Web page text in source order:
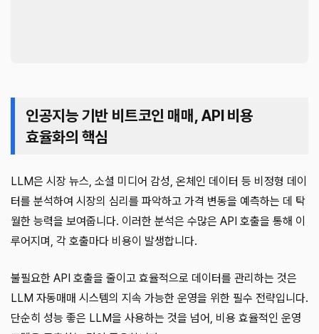
인공지능 기반 비트코인 매매, API 비용
효율화의 핵심
LLM은 시장 뉴스, 소셜 미디어 감성, 온체인 데이터 등 비정형 데이
터를 분석하여 시장의 심리를 파악하고 가격 변동을 예측하는 데 탁
월한 능력을 보여줍니다. 이러한 분석은 수많은 API 호출을 통해 이
루어지며, 각 호출마다 비용이 발생합니다.
불필요한 API 호출을 줄이고 효율적으로 데이터를 관리하는 것은
LLM 자동매매 시스템의 지속 가능한 운영을 위한 필수 전략입니다.
단순히 성능 좋은 LLM을 사용하는 것을 넘어, 비용 효율적인 운영